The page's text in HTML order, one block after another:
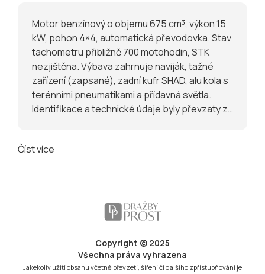
Motor benzínový o objemu 675 cm³, výkon 15
kW, pohon 4×4, automatická převodovka. Stav
tachometru přibližně 700 motohodin, STK
nezjištěna. Výbava zahrnuje naviják, tažné
zařízení (zapsané), zadní kufr SHAD, alu kola s
terénními pneumatikami a přídavná světla.
Identifikace a technické údaje byly převzaty z
Číst více
Copyright © 2025
Všechna práva vyhrazena
Jakékoliv užití obsahu včetně převzetí, šíření či dalšího zpřístupňování je